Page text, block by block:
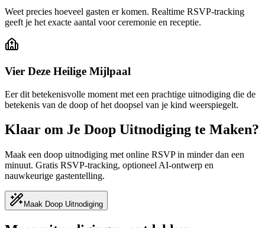
Weet precies hoeveel gasten er komen. Realtime RSVP-tracking
geeft je het exacte aantal voor ceremonie en receptie.
Vier Deze Heilige Mijlpaal
Eer dit betekenisvolle moment met een prachtige uitnodiging die de
betekenis van de doop of het doopsel van je kind weerspiegelt.
Klaar om Je Doop Uitnodiging te Maken?
Maak een doop uitnodiging met online RSVP in minder dan een
minuut. Gratis RSVP-tracking, optioneel AI-ontwerp en
nauwkeurige gastentelling.
Maak Doop Uitnodiging